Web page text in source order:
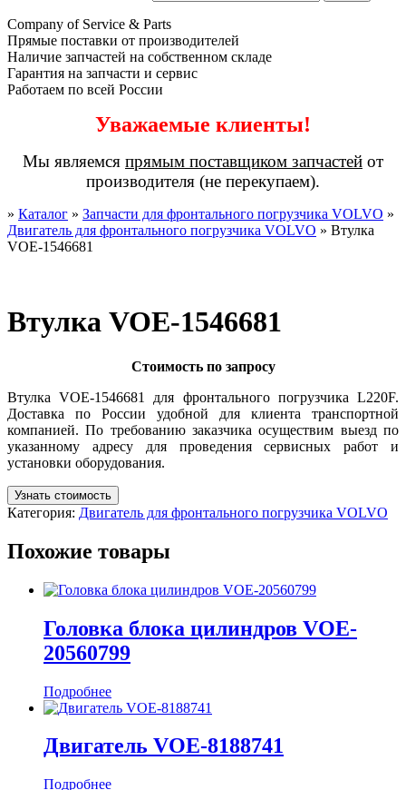
Company of Service & Parts
Прямые поставки от производителей
Наличие запчастей на собственном складе
Гарантия на запчасти и сервис
Работаем по всей России
Уважаемые клиенты!
Мы являемся прямым поставщиком запчастей от
производителя (не перекупаем).
» Каталог » Запчасти для фронтального погрузчика VOLVO »
Двигатель для фронтального погрузчика VOLVO » Втулка
VOE-1546681
Втулка VOE-1546681
Стоимость по запросу
Втулка VOE-1546681 для фронтального погрузчика L220F.
Доставка по России удобной для клиента транспортной
компанией. По требованию заказчика осуществим выезд по
указанному адресу для проведения сервисных работ и
установки оборудования.
Узнать стоимость
Категория: Двигатель для фронтального погрузчика VOLVO
Похожие товары
Головка блока цилиндров VOE-
20560799
Подробнее
Двигатель VOE-8188741
Подробнее